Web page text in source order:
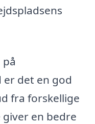
det en god
fra forskellige
en bedre